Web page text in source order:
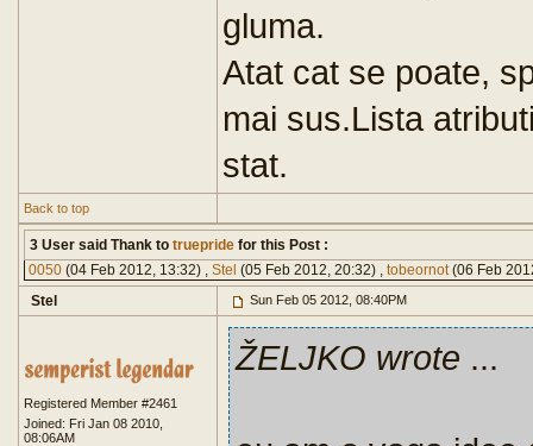
gluma.
Atat cat se poate,
mai sus.Lista
stat.
Back to top
3 User said Thank to truepride for this Post :
0050 (04 Feb 2012, 13:32) , Stel (05 Feb 2012, 20:32) , tobeornot(06 Feb
Stel
Sun Feb 05 2012, 08:40PM
Registered Member #2461
Joined: Fri Jan 08 2010,
08:06AM
ŽELJKO wrote ...